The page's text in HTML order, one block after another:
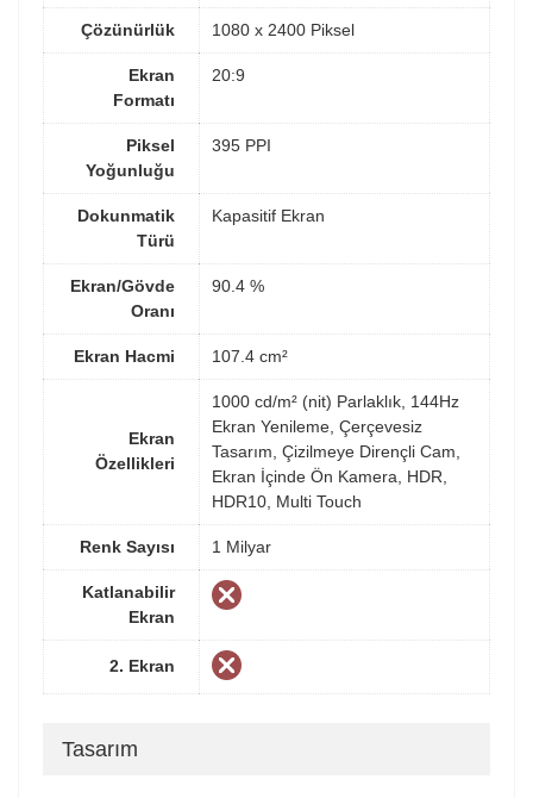
Çözünürlük 1080 x 2400 Piksel
Ekran
Formatı
20:9
Piksel
Yoğunluğu
395 PPI
Dokunmatik
Türü
Kapasitif Ekran
Ekran/Gövde
Oranı
90.4 %
Ekran Hacmi 107.4 cm²
Ekran
Özellikleri
1000 cd/m² (nit) Parlaklık, 144Hz
Ekran Yenileme, Çerçevesiz
Tasarım, Çizilmeye Dirençli Cam,
Ekran İçinde Ön Kamera, HDR,
HDR10, Multi Touch
Renk Sayısı 1 Milyar
Katlanabilir
Ekran
2. Ekran
Tasarım